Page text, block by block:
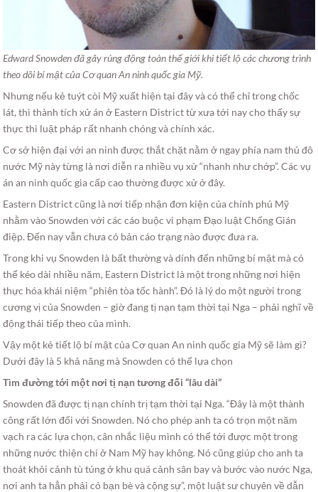
Edward Snowden đã gây rúng động toàn thế giới khi tiết lộ các chương trình
theo dõi bí mật của Cơ quan An ninh quốc gia Mỹ.
Nhưng nếu kẻ tuýt còi Mỹ xuất hiện tại đây và có thể chỉ trong chốc
lát, thì thành tích xử án ở Eastern District từ xưa tới nay cho thấy sự
thực thi luật pháp rất nhanh chóng và chính xác.
Cơ sở hiện đại với an ninh được thắt chặt nằm ở ngay phía nam thủ đô
nước Mỹ này từng là nơi diễn ra nhiều vụ xử “nhanh như chớp”. Các vụ
án an ninh quốc gia cấp cao thường được xử ở đây.
Eastern District cũng là nơi tiếp nhận đơn kiện của chính phủ Mỹ
nhằm vào Snowden với các cáo buộc vi phạm Đạo luật Chống Gián
điệp. Đến nay vẫn chưa có bản cáo trạng nào được đưa ra.
Trong khi vụ Snowden là bất thường và dính đến những bí mật mà có
thể kéo dài nhiều năm, Eastern District là một trong những nơi hiện
thực hóa khái niệm “phiên tòa tốc hành”. Đó là lý do một người trong
cương vị của Snowden – giờ đang tị nạn tạm thời tại Nga – phải nghĩ về
động thái tiếp theo của mình.
Vậy một kẻ tiết lộ bí mật của Cơ quan An ninh quốc gia Mỹ sẽ làm gì?
Dưới đây là 5 khả năng mà Snowden có thể lựa chọn
Tìm đường tới một nơi tị nạn tương đối “lâu dài”
Snowden đã được tị nạn chính trị tạm thời tại Nga. “Đây là một thành
công rất lớn đối với Snowden. Nó cho phép anh ta có trọn một năm
vạch ra các lựa chọn, cân nhắc liệu mình có thể tới được một trong
những nước thiện chí ở Nam Mỹ hay không. Nó cũng giúp cho anh ta
thoát khỏi cảnh tù túng ở khu quá cảnh sân bay và bước vào nước Nga,
nơi anh ta hẳn phải có bạn bè và cộng sự”, một luật sư chuyên về dẫn